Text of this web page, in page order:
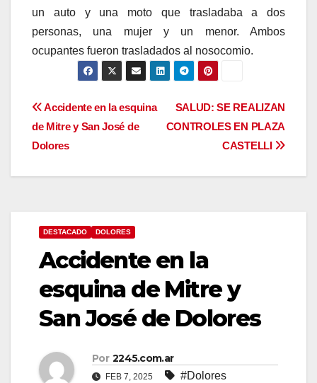
un auto y una moto que trasladaba a dos
personas, una mujer y un menor. Ambos
ocupantes fueron trasladados al nosocomio.
Navegación
de
entradas
SALUD: SE REALIZAN
CONTROLES EN PLAZA
CASTELLI
Accidente en la esquina
de Mitre y San José de
Dolores
DESTACADO DOLORES
Accidente en la
esquina de Mitre y
San José de Dolores
Por 2245.com.ar
FEB 7, 2025 #Dolores